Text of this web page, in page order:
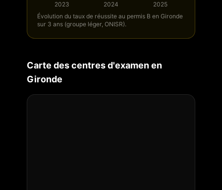
2023 2024
2025
Évolution du taux de réussite au permis B en Gironde
sur 3 ans (groupe léger, ONISR).
Carte des centres d'examen en
Gironde